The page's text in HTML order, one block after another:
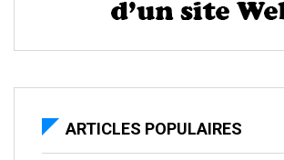
ARTICLES POPULAIRES